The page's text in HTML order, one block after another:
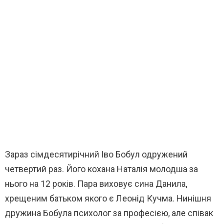
Зараз сімдесятирічний Іво Бобул одружений
четвертий раз. Його кохана Наталія молодша за
нього на 12 років. Пара виховує сина Данила,
хрещеним батьком якого є Леонід Кучма. Нинішня
дружина Бобула психолог за професією, але співак